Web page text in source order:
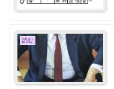
読む